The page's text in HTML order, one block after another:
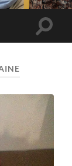
Toggle